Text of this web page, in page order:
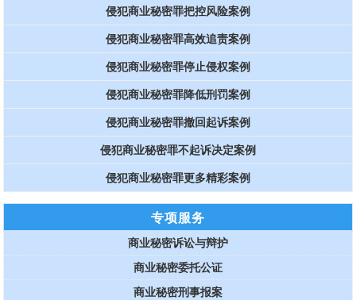
侵犯商业秘密罪把控风险案例
侵犯商业秘密罪高效追责案例
侵犯商业秘密罪停止侵权案例
侵犯商业秘密罪降低刑罚案例
侵犯商业秘密罪撤回起诉案例
侵犯商业秘密罪不起诉决定案例
侵犯商业秘密罪更多精彩案例
专项服务
商业秘密诉讼与辩护
商业秘密委托公证
商业秘密刑事报案